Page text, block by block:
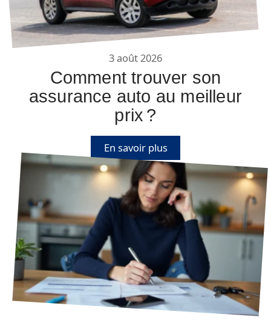
3 août 2026
Comment trouver son
assurance auto au meilleur
prix ?
En savoir plus